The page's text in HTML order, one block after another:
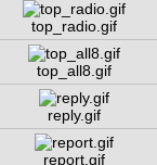
top_radio.gif
top_all8.gif
reply.gif
report.gif